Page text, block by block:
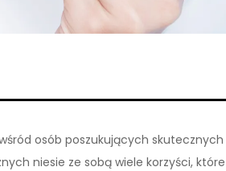
osób poszukujących skutecznych
niesie ze sobą wiele korzyści, które